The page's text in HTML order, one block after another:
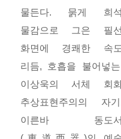
물든다. 묽게 희
물감으로 그은 필
화면에 경쾌한 속
리듬, 호흡을 불어넣
이상욱의 서체 회
추상표현주의의 자기
이른바 동도서